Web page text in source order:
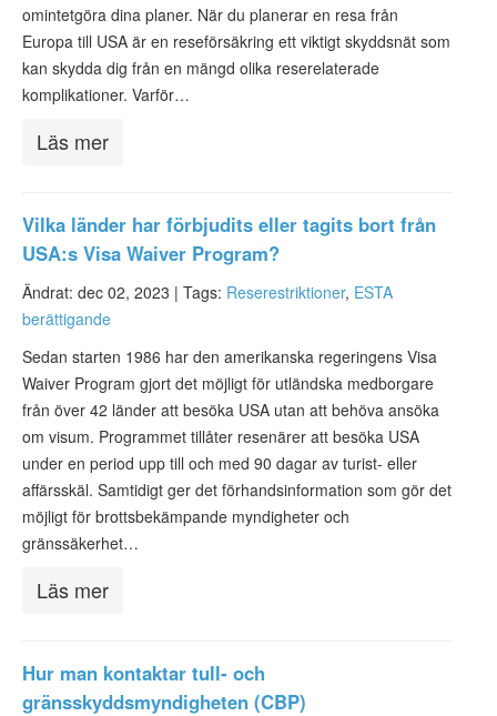
omintetgöra dina planer. När du planerar en resa från
Europa till USA är en reseförsäkring ett viktigt skyddsnät som
kan skydda dig från en mängd olika reserelaterade
komplikationer. Varför…
Läs mer
Vilka länder har förbjudits eller tagits bort från
USA:s Visa Waiver Program?
Ändrat: dec 02, 2023 | Tags: Reserestriktioner, ESTA
berättigande
Sedan starten 1986 har den amerikanska regeringens Visa
Waiver Program gjort det möjligt för utländska medborgare
från över 42 länder att besöka USA utan att behöva ansöka
om visum. Programmet tillåter resenärer att besöka USA
under en period upp till och med 90 dagar av turist- eller
affärsskäl. Samtidigt ger det förhandsinformation som gör det
möjligt för brottsbekämpande myndigheter och
gränssäkerhet…
Läs mer
Hur man kontaktar tull- och
gränsskyddsmyndigheten (CBP)